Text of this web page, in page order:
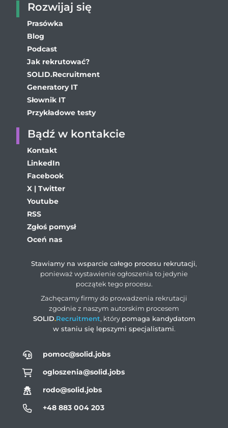
pomoc@solid.jobs
ogloszenia@solid.jobs
rodo@solid.jobs
+48 883 004 203
Rozwijaj się
Prasówka
Blog
Podcast
Jak rekrutować?
SOLID.Recruitment
Generatory IT
Słownik IT
Przykładowe testy
Bądź w kontakcie
Kontakt
LinkedIn
Facebook
X | Twitter
Youtube
RSS
Zgłoś pomysł
Oceń nas
Stawiamy na wsparcie całego procesu rekrutacji,
ponieważ wystawienie ogłoszenia to jedynie
początek tego procesu.
Zachęcamy firmy do prowadzenia rekrutacji
zgodnie z naszym autorskim procesem
SOLID.Recruitment, który pomaga kandydatom
w staniu się lepszymi specjalistami.